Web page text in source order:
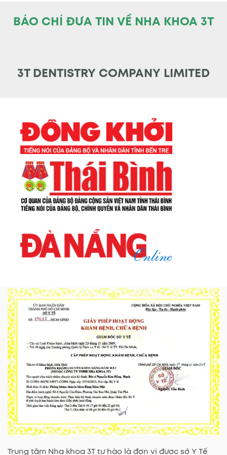
BÁO CHÍ ĐƯA TIN VỀ NHA KHOA 3T
3T DENTISTRY COMPANY LIMITED
Trung tâm Nha khoa 3T tự hào là đơn vị được sở Y Tế